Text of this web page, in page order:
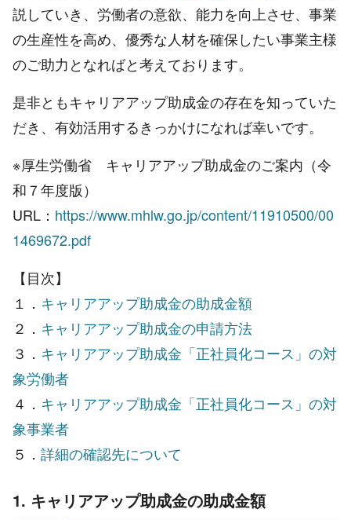
説していき、労働者の意欲、能力を向上させ、事業
の生産性を高め、優秀な人材を確保したい事業主様
のご助力となればと考えております。
是非ともキャリアアップ助成金の存在を知っていた
だき、有効活用するきっかけになれば幸いです。
※厚生労働省 キャリアアップ助成金のご案内（令
和７年度版）
URL： https://www.mhlw.go.jp/content/11910500/00
1469672.pdf
【目次】
１． キャリアアップ助成金の助成金額
２． キャリアアップ助成金の申請方法
３． キャリアアップ助成金「正社員化コース」の対
象労働者
４． キャリアアップ助成金「正社員化コース」の対
象事業者
５． 詳細の確認先について
1. キャリアアップ助成金の助成金額